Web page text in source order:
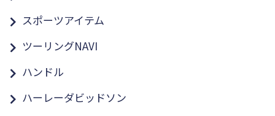
スポーツアイテム
ツーリングNAVI
ハンドル
ハーレーダビッドソン